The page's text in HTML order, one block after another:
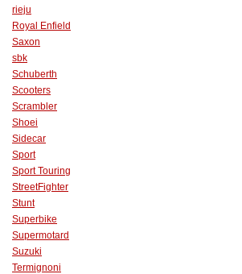
rieju
Royal Enfield
Saxon
sbk
Schuberth
Scooters
Scrambler
Shoei
Sidecar
Sport
Sport Touring
StreetFighter
Stunt
Superbike
Supermotard
Suzuki
Termignoni